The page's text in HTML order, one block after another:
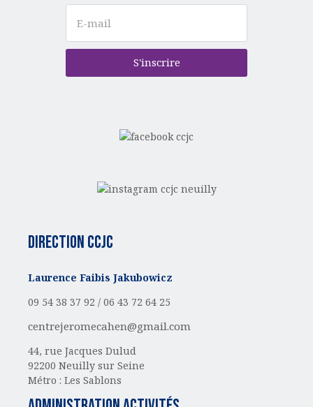
S'inscrire
Direction CCJC
Laurence Faibis Jakubowicz
09 54 38 37 92 / 06 43 72 64 25
centrejeromecahen@gmail.com
44, rue Jacques Dulud
92200 Neuilly sur Seine
Métro : Les Sablons